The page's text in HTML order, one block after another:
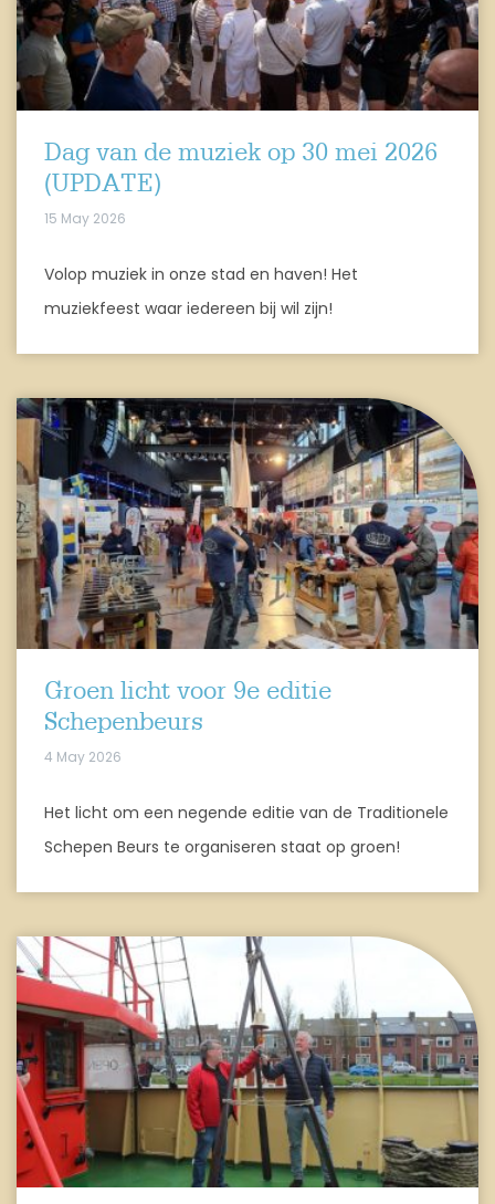
Dag van de muziek op 30 mei 2026
(UPDATE)
15 May 2026
Volop muziek in onze stad en haven! Het
muziekfeest waar iedereen bij wil zijn!
Groen licht voor 9e editie
Schepenbeurs
4 May 2026
Het licht om een negende editie van de Traditionele
Schepen Beurs te organiseren staat op groen!